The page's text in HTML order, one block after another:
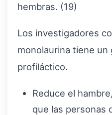
hembras. (19)
Los investigadores
monolaurina tiene un
profiláctico.
Reduce el
que las personas